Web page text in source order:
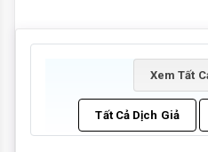
Xem Tất
Tất Cả Dịch Giả